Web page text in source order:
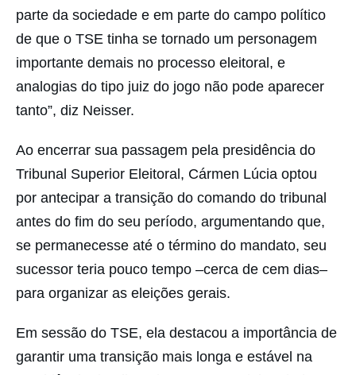
parte da sociedade e em parte do campo político
de que o TSE tinha se tornado um personagem
importante demais no processo eleitoral, e
analogias do tipo juiz do jogo não pode aparecer
tanto”, diz Neisser.
Ao encerrar sua passagem pela presidência do
Tribunal Superior Eleitoral, Cármen Lúcia optou
por antecipar a transição do comando do tribunal
antes do fim do seu período, argumentando que,
se permanecesse até o término do mandato, seu
sucessor teria pouco tempo –cerca de cem dias–
para organizar as eleições gerais.
Em sessão do TSE, ela destacou a importância de
garantir uma transição mais longa e estável na